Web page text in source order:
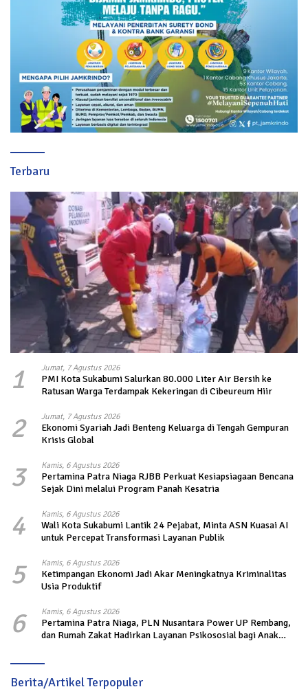
Terbaru
1 Jumat, 7 Agustus 2026
PMI Kota Sukabumi Salurkan 80.000 Liter Air Bersih ke
Ratusan Warga Terdampak Kekeringan di Cibeureum Hiir
2 Jumat, 7 Agustus 2026
Ekonomi Syariah Jadi Benteng Keluarga di Tengah Gempuran
Krisis Global
3 Kamis, 6 Agustus 2026
Pertamina Patra Niaga RJBB Perkuat Kesiapsiagaan Bencana
Sejak Dini melalui Program Panah Kesatria
4 Kamis, 6 Agustus 2026
Wali Kota Sukabumi Lantik 24 Pejabat, Minta ASN Kuasai AI
untuk Percepat Transformasi Layanan Publik
5 Kamis, 6 Agustus 2026
Ketimpangan Ekonomi Jadi Akar Meningkatnya Kriminalitas
Usia Produktif
6 Kamis, 6 Agustus 2026
Pertamina Patra Niaga, PLN Nusantara Power UP Rembang,
dan Rumah Zakat Hadirkan Layanan Psikososial bagi Anak
Berita/Artikel Terpopuler